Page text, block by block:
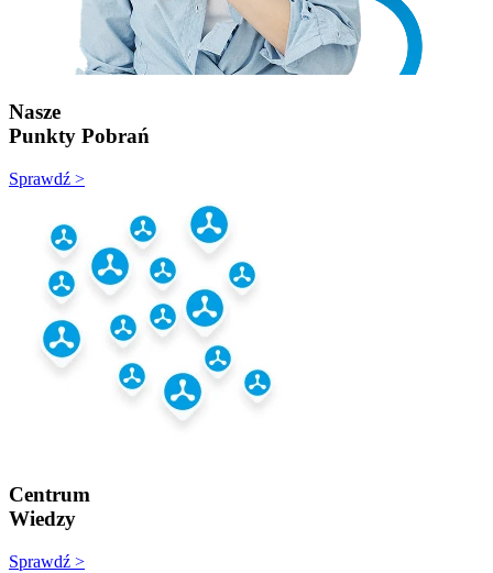
Nasze
Punkty Pobrań
Sprawdź >
Centrum
Wiedzy
Sprawdź >